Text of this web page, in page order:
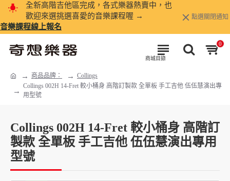
全新高階吉他區完成，各式樂器熱賣中，也
歡迎來選挑選喜愛的音樂課程喔 →
音樂課程線上報名
點選關閉通知
0
商品品牌：
Collings
Collings 002H 14-Fret 較小桶身 高階訂製款 全單板 手工吉他 伍伍慧演出專
用型號
Collings 002H 14-Fret 較小桶身 高階訂
製款 全單板 手工吉他 伍伍慧演出專用
型號